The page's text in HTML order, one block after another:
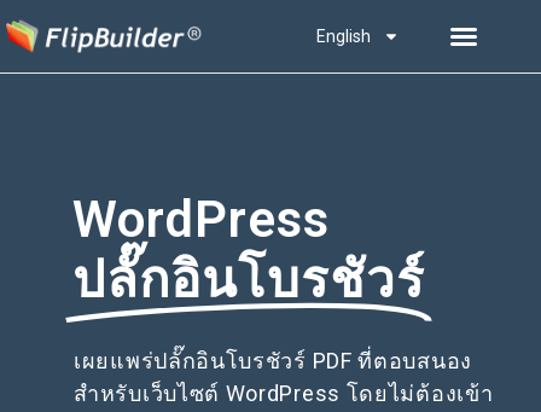
English
WordPress
ปลั๊กอินโบรชัวร์
เผยแพร่ปลั๊กอินโบรชัวร์ PDF ที่ตอบสนอง
สำหรับเว็บไซต์ WordPress โดยไม่ต้องเข้า